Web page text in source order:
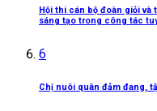
Hội thi cán bộ đoàn giỏi và
sáng tạo trong công tác
6
Chị nuôi quân đảm đang,